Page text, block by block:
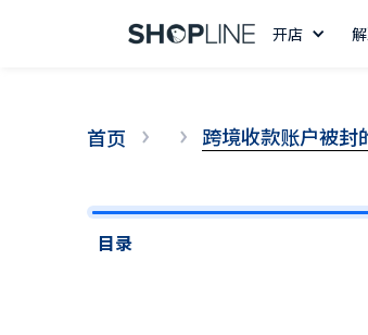
开店
首页 跨境收款账户被封
目录